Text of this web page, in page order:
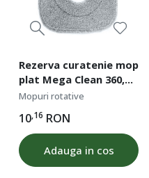
Rezerva curatenie mop
plat Mega Clean 360,
Heinner Care
Mopuri rotative
10,16 RON
Adauga in cos